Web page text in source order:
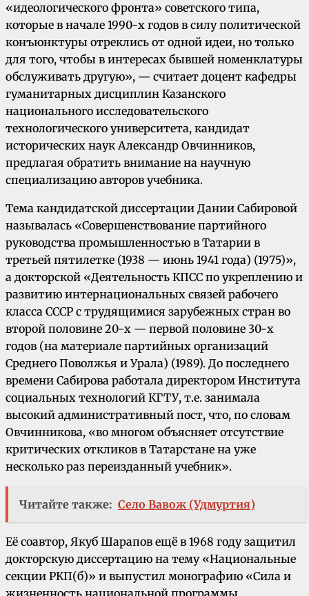
«идеологического фронта» советского типа,
которые в начале 1990-х годов в силу политической
конъюнктуры отреклись от одной идеи, но только
для того, чтобы в интересах бывшей номенклатуры
обслуживать другую», — считает доцент кафедры
гуманитарных дисциплин Казанского
национального исследовательского
технологического университета, кандидат
исторических наук Александр Овчинников,
предлагая обратить внимание на научную
специализацию авторов учебника.
Тема кандидатской диссертации Дании Сабировой
называлась «Совершенствование партийного
руководства промышленностью в Татарии в
третьей пятилетке (1938 — июнь 1941 года) (1975)»,
а докторской «Деятельность КПСС по укреплению и
развитию интернациональных связей рабочего
класса СССР с трудящимися зарубежных стран во
второй половине 20-х — первой половине 30-х
годов (на материале партийных организаций
Среднего Поволжья и Урала) (1989). До последнего
времени Сабирова работала директором Института
социальных технологий КГТУ, т.е. занимала
высокий административный пост, что, по словам
Овчинникова, «во многом объясняет отсутствие
критических откликов в Татарстане на уже
несколько раз переизданный учебник».
Читайте также: Село Вавож (Удмуртия)
Её соавтор, Якуб Шарапов ещё в 1968 году защитил
докторскую диссертацию на тему «Национальные
секции РКП(б)» и выпустил монографию «Сила и